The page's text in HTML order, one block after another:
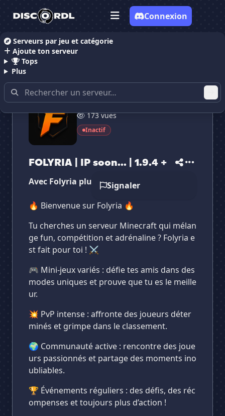
Serveurs par jeu et catégorie
Ajoute ton serveur
Tops
Plus
Connexion
Accueil Serveurs Discord Gaming
173 vues
Inactif
FOLYRIA | IP soon... | 1.9.4 +
Signaler
Avec Folyria plus loin dans tes folies
🔥 Bienvenue sur Folyria 🔥
Tu cherches un serveur Minecraft qui mélan
ge fun, compétition et adrénaline ? Folyria e
st fait pour toi ! ⚔️
🎮 Mini-jeux variés : défie tes amis dans des
modes uniques et prouve que tu es le meille
ur.
💥 PvP intense : affronte des joueurs déter
minés et grimpe dans le classement.
🌍 Communauté active : rencontre des joue
urs passionnés et partage des moments ino
ubliables.
🏆 Événements réguliers : des défis, des réc
ompenses et toujours plus d’action !
Vote pour
Es-tu sûr de vouloir supprimer ton avis de ce
serveur ?
Supprimer